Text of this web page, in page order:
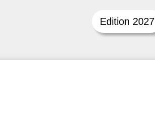
Edition 2027